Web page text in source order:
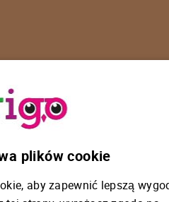
s!
plików cookie
aby zapewnić lepszą